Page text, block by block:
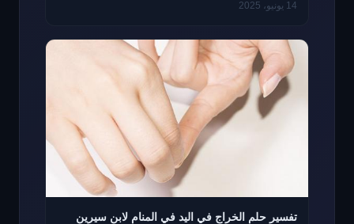
14 يونيو، 2025
تفسير حلم الخراج في اليد في المنام لابن سيرين